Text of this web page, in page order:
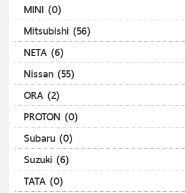
MINI (0)
Mitsubishi (56)
NETA (6)
Nissan (55)
ORA (2)
PROTON (0)
Subaru (0)
Suzuki (6)
TATA (0)